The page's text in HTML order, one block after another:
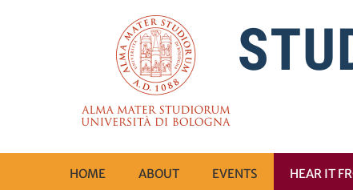
HOME ABOUT EVENTS HEAR IT